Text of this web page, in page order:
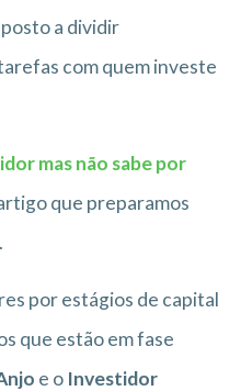
a dividir
com quem investe
mas não sabe por
que preparamos
por estágios de capital
que estão em fase
e o Investidor